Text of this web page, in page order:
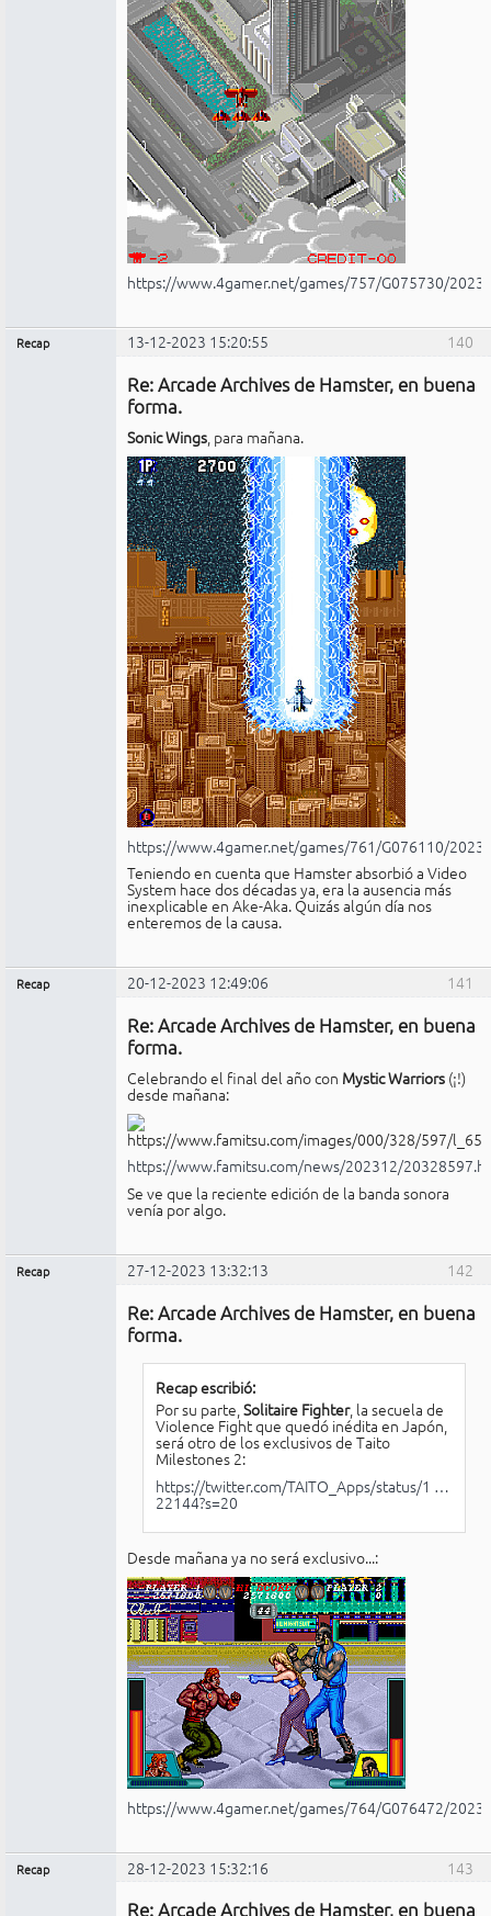
https://www.4gamer.net/games/757/G075730/
140
Recap 13-12-2023 15:20:55
Re: Arcade Archives de Hamster, en buena
forma.
Sonic Wings, para mañana.
https://www.4gamer.net/games/761/G076110/
Teniendo en cuenta que Hamster absorbió a Video
System hace dos décadas ya, era la ausencia más
inexplicable en Ake-Aka. Quizás algún día nos
enteremos de la causa.
141
Recap 20-12-2023 12:49:06
Re: Arcade Archives de Hamster, en buena
forma.
Celebrando el final del año con Mystic Warriors (¡!)
desde mañana:
https://www.famitsu.com/news/202312/
Se ve que la reciente edición de la banda sonora
venía por algo.
142
Recap 27-12-2023 13:32:13
Re: Arcade Archives de Hamster, en buena
forma.
Recap escribió:
Por su parte,Solitaire Fighter, la secuela de
Violence Fight que quedó inédita en Japón,
será otro de los exclusivos de Taito
Milestones 2:
https://twitter.com/TAITO_Apps/status/1 …
22144?s=20
Desde mañana ya no será exclusivo...:
https://www.4gamer.net/games/764/G076472/
143
Recap 28-12-2023 15:32:16
Re: Arcade Archives de Hamster, en buena